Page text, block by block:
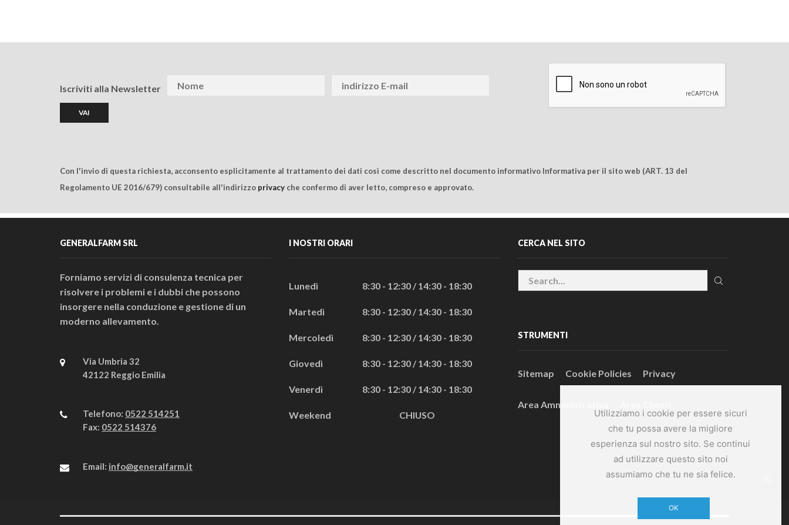
Utilizziamo i cookie per essere sicuri
che tu possa avere la migliore
esperienza sul nostro sito. Se continui
ad utilizzare questo sito noi
assumiamo che tu ne sia felice.
OK
Iscriviti alla Newsletter
Con l'invio di questa richiesta, acconsento esplicitamente al trattamento dei dati così come descritto nel documento informativo Informativa per il sito web (ART. 13 del
Regolamento UE 2016/679) consultabile all'indirizzo privacy che confermo di aver letto, compreso e approvato.
GENERALFARM SRL
Forniamo servizi di consulenza tecnica per
risolvere i problemi e i dubbi che possono
insorgere nella conduzione e gestione di un
moderno allevamento.
Via Umbria 32
42122 Reggio Emilia
Telefono: 0522 514251
Fax: 0522 514376
Email: info@generalfarm.it
I NOSTRI ORARI
Lunedì 8:30 - 12:30 / 14:30 - 18:30
Martedì 8:30 - 12:30 / 14:30 - 18:30
Mercoledì 8:30 - 12:30 / 14:30 - 18:30
Giovedì 8:30 - 12:30 / 14:30 - 18:30
Venerdì 8:30 - 12:30 / 14:30 - 18:30
Weekend CHIUSO
CERCA NEL SITO
STRUMENTI
Sitemap Cookie Policies Privacy
Area Amministrativa